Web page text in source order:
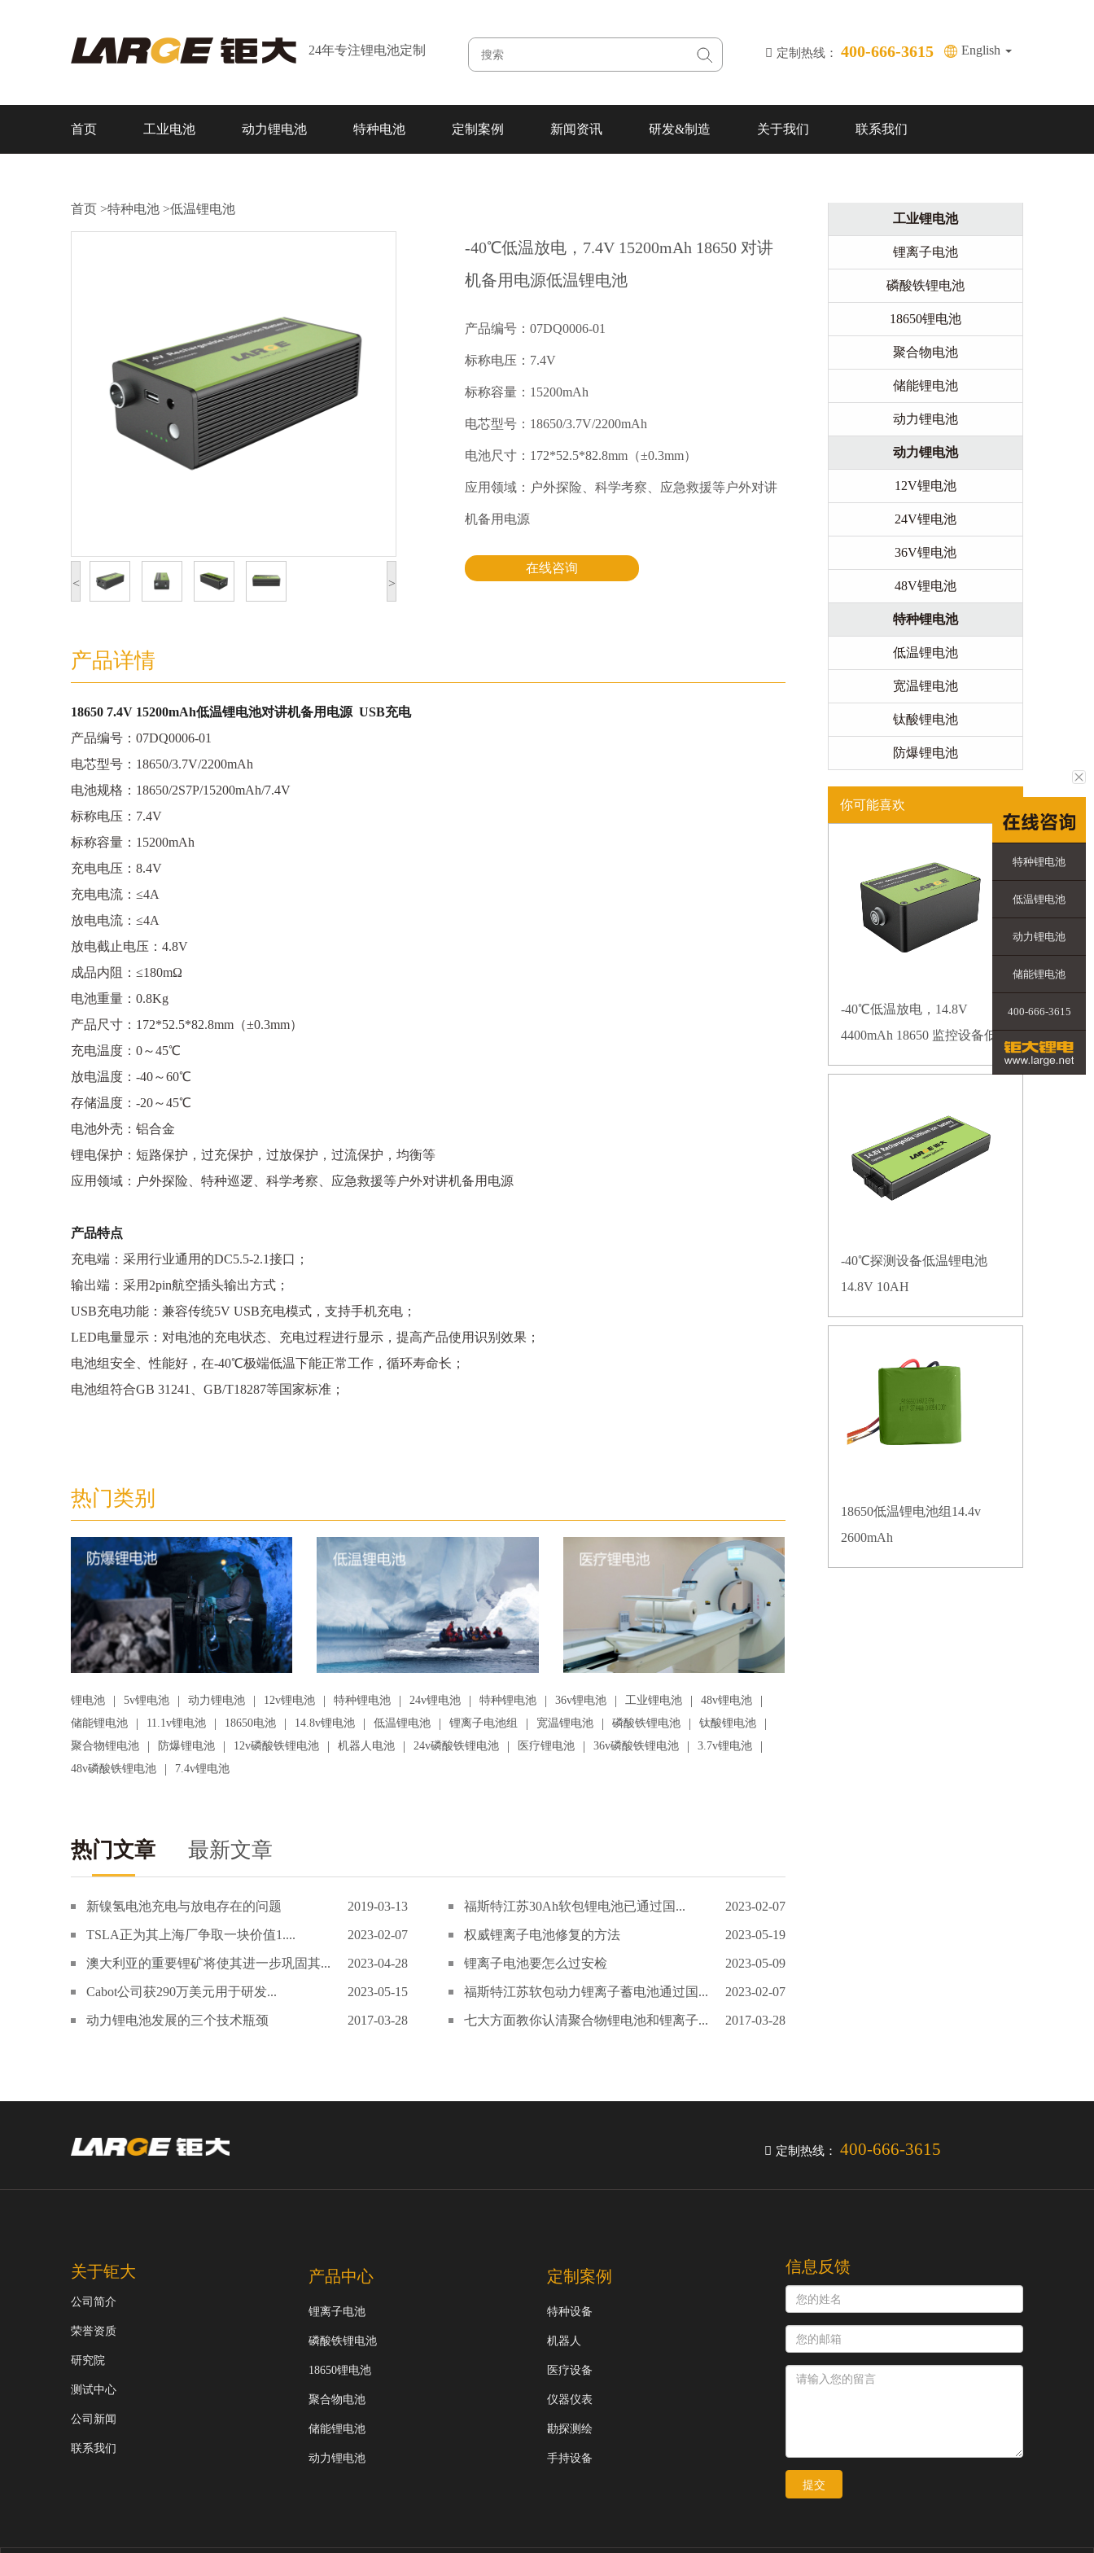
24年专注锂电池定制 定制热线： 400-666-3615 English
首页 工业电池 动力锂电池 特种电池 定制案例 新闻资讯 研发&制造 关于我们 联系我们
首页 >特种电池 >低温锂电池
< >
-40℃低温放电，7.4V 15200mAh 18650 对讲
机备用电源低温锂电池
产品编号：07DQ0006-01
标称电压：7.4V
标称容量：15200mAh
电芯型号：18650/3.7V/2200mAh
电池尺寸：172*52.5*82.8mm（±0.3mm）
应用领域：户外探险、科学考察、应急救援等户外对讲
机备用电源
在线咨询
产品详情
18650 7.4V 15200mAh低温锂电池对讲机备用电源 USB充电
产品编号：07DQ0006-01
电芯型号：18650/3.7V/2200mAh
电池规格：18650/2S7P/15200mAh/7.4V
标称电压：7.4V
标称容量：15200mAh
充电电压：8.4V
充电电流：≤4A
放电电流：≤4A
放电截止电压：4.8V
成品内阻：≤180mΩ
电池重量：0.8Kg
产品尺寸：172*52.5*82.8mm（±0.3mm）
充电温度：0～45℃
放电温度：-40～60℃
存储温度：-20～45℃
电池外壳：铝合金
锂电保护：短路保护，过充保护，过放保护，过流保护，均衡等
应用领域：户外探险、特种巡逻、科学考察、应急救援等户外对讲机备用电源
产品特点
充电端：采用行业通用的DC5.5-2.1接口；
输出端：采用2pin航空插头输出方式；
USB充电功能：兼容传统5V USB充电模式，支持手机充电；
LED电量显示：对电池的充电状态、充电过程进行显示，提高产品使用识别效果；
电池组安全、性能好，在-40℃极端低温下能正常工作，循环寿命长；
电池组符合GB 31241、GB/T18287等国家标准；
热门类别
锂电池 | 5v锂电池 | 动力锂电池 | 12v锂电池 | 特种锂电池 | 24v锂电池 | 特种锂电池 | 36v锂电池 | 工业锂电池 | 48v锂电池 |
储能锂电池 | 11.1v锂电池 | 18650电池 | 14.8v锂电池 | 低温锂电池 | 锂离子电池组 | 宽温锂电池 | 磷酸铁锂电池 | 钛酸锂电池 |
聚合物锂电池 | 防爆锂电池 | 12v磷酸铁锂电池 | 机器人电池 | 24v磷酸铁锂电池 | 医疗锂电池 | 36v磷酸铁锂电池 | 3.7v锂电池 |
48v磷酸铁锂电池 | 7.4v锂电池
热门文章 最新文章
新镍氢电池充电与放电存在的问题 2019-03-13 福斯特江苏30Ah软包锂电池已通过国... 2023-02-07
TSLA正为其上海厂争取一块价值1.... 2023-02-07 权威锂离子电池修复的方法 2023-05-19
澳大利亚的重要锂矿将使其进一步巩固其... 2023-04-28 锂离子电池要怎么过安检 2023-05-09
Cabot公司获290万美元用于研发... 2023-05-15 福斯特江苏软包动力锂离子蓄电池通过国... 2023-02-07
动力锂电池发展的三个技术瓶颈 2017-03-28 七大方面教你认清聚合物锂电池和锂离子... 2017-03-28
工业锂电池
锂离子电池
磷酸铁锂电池
18650锂电池
聚合物电池
储能锂电池
动力锂电池
动力锂电池
12V锂电池
24V锂电池
36V锂电池
48V锂电池
特种锂电池
低温锂电池
宽温锂电池
钛酸锂电池
防爆锂电池
你可能喜欢
-40℃低温放电，14.8V
4400mAh 18650 监控设备低温
-40℃探测设备低温锂电池
14.8V 10AH
18650低温锂电池组14.4v
2600mAh
定制热线： 400-666-3615
关于钜大
公司简介
荣誉资质
研究院
测试中心
公司新闻
联系我们
产品中心
锂离子电池
磷酸铁锂电池
18650锂电池
聚合物电池
储能锂电池
动力锂电池
定制案例
特种设备
机器人
医疗设备
仪器仪表
勘探测绘
手持设备
信息反馈
提交
特种锂电池
低温锂电池
动力锂电池
储能锂电池
400-666-3615